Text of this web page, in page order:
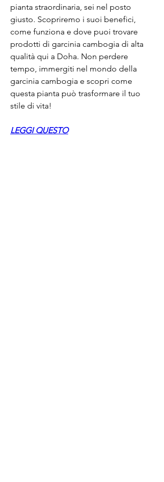
pianta straordinaria, sei nel posto
giusto. Scopriremo i suoi benefici,
come funziona e dove puoi trovare
prodotti di garcinia cambogia di alta
qualità qui a Doha. Non perdere
tempo, immergiti nel mondo della
garcinia cambogia e scopri come
questa pianta può trasformare il tuo
stile di vita!
LEGGI QUESTO